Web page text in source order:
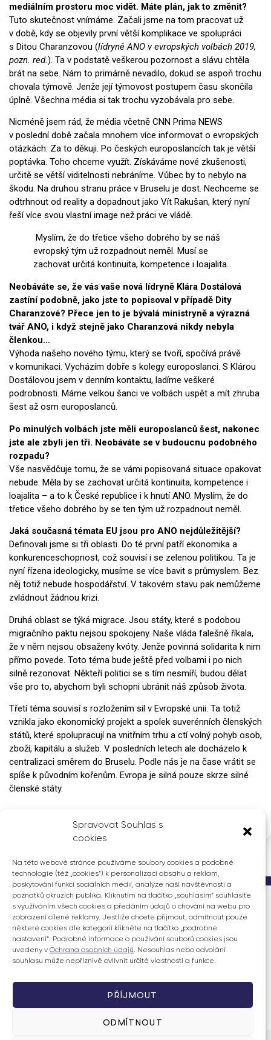
Spravovat Souhlas s
cookies
Na této webové stránce používáme soubory cookies a podobné
technologie (též „cookies“) k personalizaci obsahu a reklam,
poskytování funkcí sociálních médií, analýze naší návštěvnosti a
poznatků okruzích publika. Kliknutím na tlačítko „souhlasím“ souhlasíte
s využíváním všech cookies a předáním údajů o chování na webu pro
zobrazení cílené reklamy. Jestliže chcete přijmout, odmítnout pouze
některé cookies dle kategorií klikněte na tlačítko „podrobné
nastavení“. Podrobné informace o používání souborů cookies jsou
uvedeny v Ochrana osobních údajů. Nesouhlas nebo odvolání
souhlasu může nepříznivě ovlivnit určité vlastnosti a funkce.
PŘÍJMOUT
ODMÍTNOUT
mediálním prostoru moc vidět. Máte plán, jak to změnit?
Tuto skutečnost vnímáme. Začali jsme na tom pracovat už
v době, kdy se objevily první větší komplikace ve spolupráci
s Ditou Charanzovou (lídryně ANO v evropských volbách 2019,
pozn. red.). Ta v podstatě veškerou pozornost a slávu chtěla
brát na sebe. Nám to primárně nevadilo, dokud se aspoň trochu
chovala týmově. Jenže její týmovost postupem času skončila
úplně. Všechna média si tak trochu vyzobávala pro sebe.
Nicméně jsem rád, že média včetně CNN Prima NEWS
v poslední době začala mnohem více informovat o evropských
otázkách. Za to děkuji. Po českých europoslancích tak je větší
poptávka. Toho chceme využít. Získáváme nové zkušenosti,
určitě se větší viditelnosti nebráníme. Vůbec by to nebylo na
škodu. Na druhou stranu práce v Bruselu je dost. Nechceme se
odtrhnout od reality a dopadnout jako Vít Rakušan, který nyní
řeší více svou vlastní image než práci ve vládě.
Myslím, že do třetice všeho dobrého by se náš
evropský tým už rozpadnout neměl. Musí se
zachovat určitá kontinuita, kompetence i loajalita.
Neobáváte se, že vás vaše nová lídryně Klára Dostálová
zastíní podobně, jako jste to popisoval v případě Dity
Charanzové? Přece jen to je bývalá ministryně a výrazná
tvář ANO, i když stejně jako Charanzová nikdy nebyla
členkou…
Výhoda našeho nového týmu, který se tvoří, spočívá právě
v komunikaci. Vycházím dobře s kolegy europoslanci. S Klárou
Dostálovou jsem v denním kontaktu, ladíme veškeré
podrobnosti. Máme velkou šanci ve volbách uspět a mít zhruba
šest až osm europoslanců.
Po minulých volbách jste měli europoslanců šest, nakonec
jste ale zbyli jen tři. Neobáváte se v budoucnu podobného
rozpadu?
Vše nasvědčuje tomu, že se vámi popisovaná situace opakovat
nebude. Měla by se zachovat určitá kontinuita, kompetence i
loajalita – a to k České republice i k hnutí ANO. Myslím, že do
třetice všeho dobrého by se ten tým už rozpadnout neměl.
Jaká současná témata EU jsou pro ANO nejdůležitější?
Definovali jsme si tři oblasti. Do té první patří ekonomika a
konkurenceschopnost, což souvisí i se zelenou politikou. Ta je
nyní řízena ideologicky, musíme se více bavit s průmyslem. Bez
něj totiž nebude hospodářství. V takovém stavu pak nemůžeme
zvládnout žádnou krizi.
Druhá oblast se týká migrace. Jsou státy, které s podobou
migračního paktu nejsou spokojeny. Naše vláda falešně říkala,
že v něm nejsou obsaženy kvóty. Jenže povinná solidarita k nim
přímo povede. Toto téma bude ještě před volbami i po nich
silně rezonovat. Někteří politici se s tím nesmíří, budou dělat
vše pro to, abychom byli schopni ubránit náš způsob života.
Třetí téma souvisí s rozložením sil v Evropské unii. Ta totiž
vznikla jako ekonomický projekt a spolek suverénních členských
států, které spolupracují na vnitřním trhu a ctí volný pohyb osob,
zboží, kapitálu a služeb. V posledních letech ale docházelo k
centralizaci směrem do Bruselu. Podle nás je na čase vrátit se
spíše k původním kořenům. Evropa je silná pouze skrze silné
členské státy.
Ing. Ondřej Knotek
poslanec Evropského parlamentu